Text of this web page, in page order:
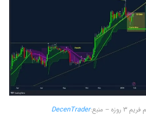
– منبع: DecenTrader